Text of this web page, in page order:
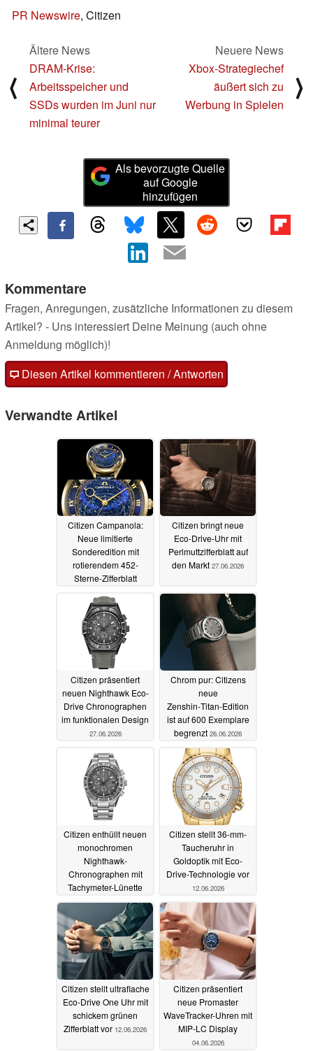
PR Newswire, Citizen
⟨
Ältere News
DRAM-Krise:
Arbeitsspeicher und
SSDs wurden im Juni nur
minimal teurer
Neuere News
Xbox-Strategiechef
äußert sich zu
Werbung in Spielen
⟩
Als bevorzugte Quelle
auf Google
hinzufügen
Kommentare
Fragen, Anregungen, zusätzliche Informationen zu diesem
Artikel? - Uns interessiert Deine Meinung (auch ohne
Anmeldung möglich)!
Diesen Artikel kommentieren / Antworten
Verwandte Artikel
Citizen Campanola:
Neue limitierte
Sonderedition mit
rotierendem 452-
Sterne-Zifferblatt
Citizen bringt neue
Eco-Drive-Uhr mit
Perlmuttzifferblatt auf
den Markt 27.06.2026
Citizen präsentiert
neuen Nighthawk Eco-
Drive Chronographen
im funktionalen Design
27.06.2026
Chrom pur: Citizens
neue
Zenshin‑Titan‑Edition
ist auf 600 Exemplare
begrenzt 26.06.2026
Citizen enthüllt neuen
monochromen
Nighthawk-
Chronographen mit
Tachymeter-Lünette
18.06.2026
Citizen stellt 36-mm-
Taucheruhr in
Goldoptik mit Eco-
Drive-Technologie vor
12.06.2026
Citizen stellt ultraflache
Eco-Drive One Uhr mit
schickem grünen
Zifferblatt vor 12.06.2026
Citizen präsentiert
neue Promaster
WaveTracker-Uhren mit
MIP-LC Display
04.06.2026